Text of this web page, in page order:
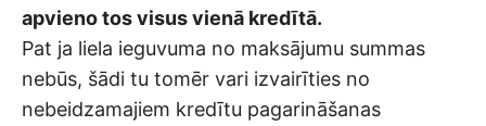
apvieno tos visus vienā kredītā.
Pat ja liela ieguvuma no maksājumu summas
nebūs, šādi tu tomēr vari izvairīties no
nebeidzamajiem kredītu pagarināšanas